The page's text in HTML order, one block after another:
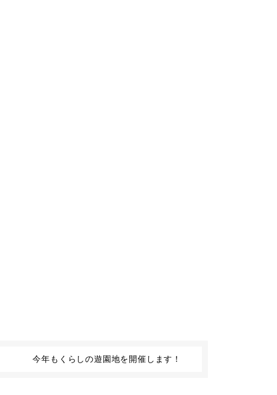
今年もくらしの遊園地を開催します！